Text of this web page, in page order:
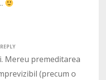
REPLY
Mereu premeditarea
(precum o